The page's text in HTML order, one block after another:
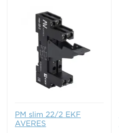
РM slim 22/2 EKF
AVERES